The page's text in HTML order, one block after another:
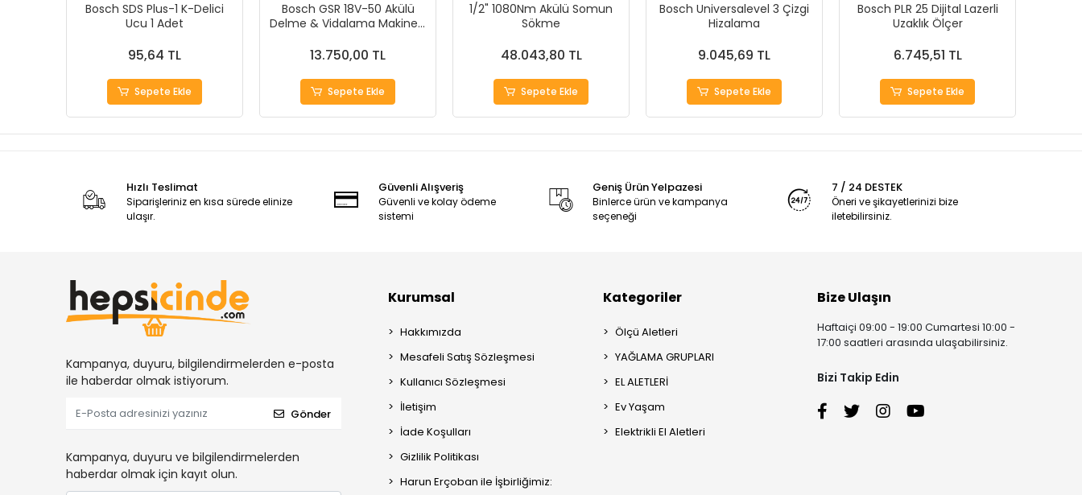
Bosch SDS Plus-1 K-Delici
Ucu 1 Adet
95,64 TL
Sepete Ekle
Bosch GSR 18V-50 Akülü
Delme & Vidalama Makinesi
13.750,00 TL
Sepete Ekle
1/2" 1080Nm Akülü Somun
Sökme
48.043,80 TL
Sepete Ekle
Bosch Universalevel 3 Çizgi
Hizalama
9.045,69 TL
Sepete Ekle
Bosch PLR 25 Dijital Lazerli
Uzaklık Ölçer
6.745,51 TL
Sepete Ekle
Hızlı Teslimat
Siparişleriniz en kısa sürede elinize
ulaşır.
Güvenli Alışveriş
Güvenli ve kolay ödeme
sistemi
Geniş Ürün Yelpazesi
Binlerce ürün ve kampanya
seçeneği
7 / 24 DESTEK
Öneri ve şikayetlerinizi bize
iletebilirsiniz.
Kampanya, duyuru, bilgilendirmelerden e-posta
ile haberdar olmak istiyorum.
Gönder
Kampanya, duyuru ve bilgilendirmelerden
haberdar olmak için kayıt olun.
Kurumsal
Hakkımızda
Mesafeli Satış Sözleşmesi
Kullanıcı Sözleşmesi
İletişim
İade Koşulları
Gizlilik Politikası
Harun Erçoban ile İşbirliğimiz:
Kategoriler
Ölçü Aletleri
YAĞLAMA GRUPLARI
EL ALETLERİ
Ev Yaşam
Elektrikli El Aletleri
Bize Ulaşın
Haftaiçi 09:00 - 19:00 Cumartesi 10:00 -
17:00 saatleri arasında ulaşabilirsiniz.
Bizi Takip Edin